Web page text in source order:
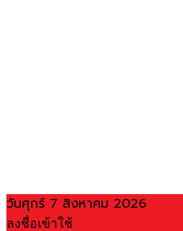
วันศุกร์ 7 สิงหาคม 2026
ลงชื่อเข้าใช้